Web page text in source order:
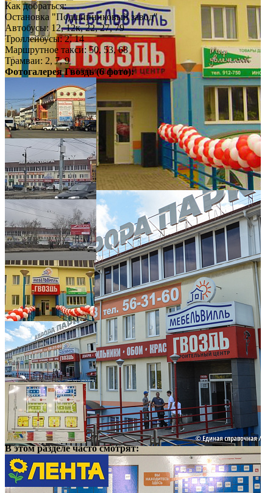
Как добраться:
Остановка "Подшипниковый завод"
Автобусы: 12, 12к, 22, 27, 79
Троллейбусы: 2, 14
Маршрутное такси: 50, 53, 68
Трамваи: 2, 7, 9
ФотогалереяГвоздь(6 фото):
В этом разделечасто смотрят: